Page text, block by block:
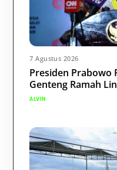
7 Agustus 2026
Presiden Prabowo
Genteng Ramah
ALVIN